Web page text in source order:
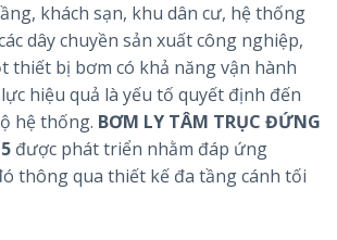
khách sạn, khu dân cư, hệ thống
dây chuyền sản xuất công nghiệp,
thiết bị bơm có khả năng vận hành
hiệu quả là yếu tố quyết định đến
hệ thống. BƠM LY TÂM TRỤC ĐỨNG
được phát triển nhằm đáp ứng
thông qua thiết kế đa tầng cánh tối